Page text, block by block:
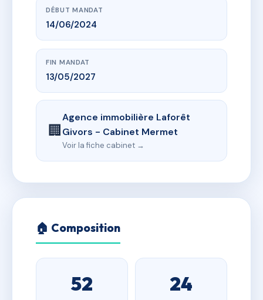
DÉBUT MANDAT
14/06/2024
FIN MANDAT
13/05/2027
🏢
Agence immobilière Laforêt
Givors - Cabinet Mermet
Voir la fiche cabinet →
🏠 Composition
52 24